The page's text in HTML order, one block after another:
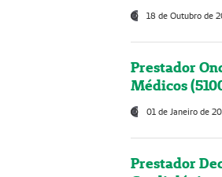
18 de Outubro de
Prestador
Médicos
01 de Janeiro de
Prestador